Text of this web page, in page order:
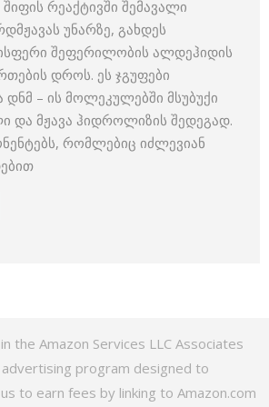
რეაქტივში შემავალი
უნარზე, გახდეს
შეფერილობის ალდეჰიდის
დროს. ეს ჯგუფები
– ის მოლეკულებში მსუბუქი
და მჟავა ჰიდროლიზის შედეგად.
რომლებიც იძლევიან
the Amazon Services LLC Associates
program designed to
to earn fees by linking to Amazon.com